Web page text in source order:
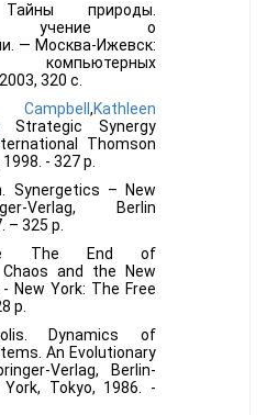
природы.
учение о
— Москва-Ижевск:
320 с.
,Kathleen
Strategic Synergy
Thomson
- 327 p.
Synergetics – New
Verlag, Berlin
– 325 p.
The End of
Chaos and the New
New York: The Free
p.
Dynamics of
An Evolutionary
Verlag, Berlin-
York, Tokyo, 1986. -